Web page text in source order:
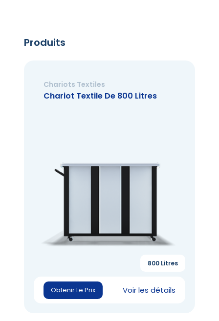
Produits
Chariots Textiles
Chariot Textile De 800 Litres
Obtenir Le Prix Voir les détails
800 Litres